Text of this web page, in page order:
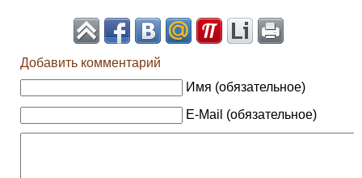
Добавить комментарий
Имя (обязательное)
E-Mail (обязательное)